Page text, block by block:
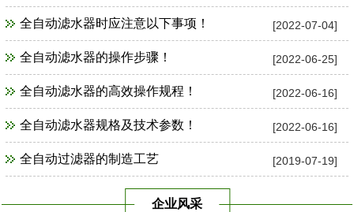
[2022-07-04]
全自动滤水器时应注意以下事项！
[2022-06-25]
全自动滤水器的操作步骤！
[2022-06-16]
全自动滤水器的高效操作规程！
[2022-06-16]
全自动滤水器规格及技术参数！
[2019-07-19]
全自动过滤器的制造工艺
企业风采